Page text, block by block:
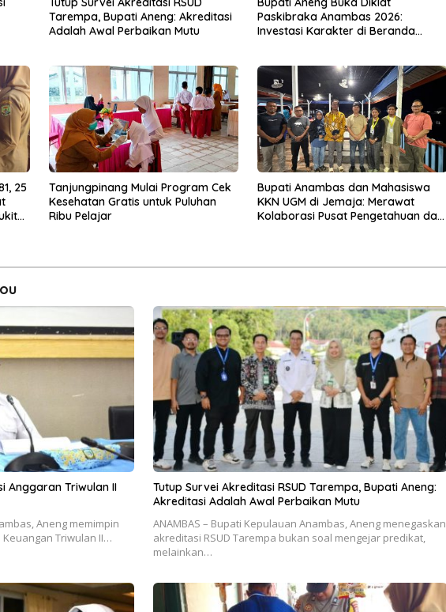
Tarempa, Bupati Aneng: Akreditasi
Adalah Awal Perbaikan Mutu
Paskibraka Anambas 2026:
Investasi Karakter di Beranda
25
Tanjungpinang Mulai Program Cek
Kesehatan Gratis untuk Puluhan
Ribu Pelajar
Bupati Anambas dan Mahasiswa
KKN UGM di Jemaja: Merawat
Kolaborasi Pusat Pengetahuan dan
Anggaran Triwulan II
Aneng memimpin
Keuangan Triwulan II…
Tutup Survei Akreditasi RSUD Tarempa, Bupati Aneng:
Akreditasi Adalah Awal Perbaikan Mutu
ANAMBAS – Bupati Kepulauan Anambas, Aneng menegaskan
akreditasi RSUD Tarempa bukan soal mengejar predikat,
melainkan…